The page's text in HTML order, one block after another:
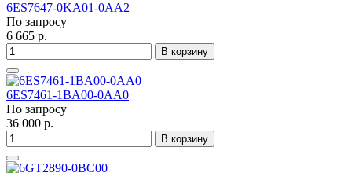
6ES7647-0KA01-0AA2
По запросу
6 665 р.
В корзину
6ES7461-1BA00-0AA0
По запросу
36 000 р.
В корзину